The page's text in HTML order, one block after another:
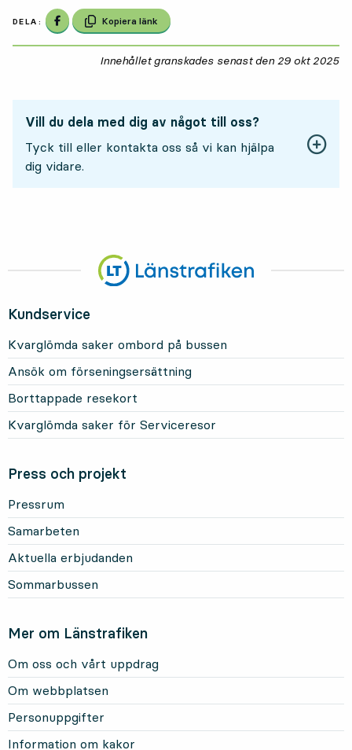
DELA: Dela på Facebook
Kopiera länk
Innehållet granskades senast den 29 okt 2025
Vill du dela med dig av något till oss?
Tyck till eller kontakta oss så vi kan hjälpa
dig vidare.
Kundservice
Kvarglömda saker ombord på bussen
Ansök om förseningsersättning
Borttappade resekort
Kvarglömda saker för Serviceresor
Press och projekt
Pressrum
Samarbeten
Aktuella erbjudanden
Sommarbussen
Mer om Länstrafiken
Om oss och vårt uppdrag
Om webbplatsen
Personuppgifter
Information om kakor